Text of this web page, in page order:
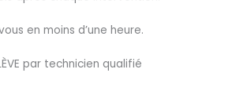
en moins d’une heure.
par technicien qualifié